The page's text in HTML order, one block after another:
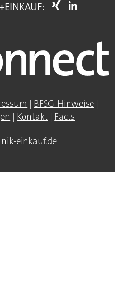
| BFSG-Hinweise |
| Kontakt | Facts
einkauf.de